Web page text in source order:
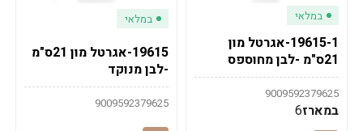
במלאי
19615-1-אגרטל מון
21ס"מ -לבן מחוספס
9009592379625
במארז6
במלאי
19615-אגרטל מון 21ס"מ
-לבן מנוקד
9009592379625